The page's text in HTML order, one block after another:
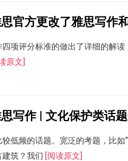
项评分标准的做出了详细的解
原文]
写作 | 文化保护类话
低频的话题。宽泛的考题，比
筑？我们 [阅读原文]